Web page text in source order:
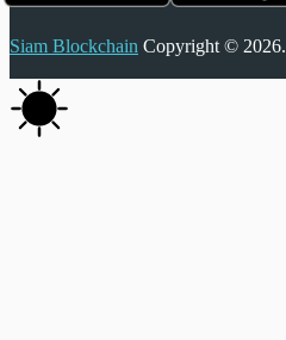
Siam Blockchain Copyright © 2026.